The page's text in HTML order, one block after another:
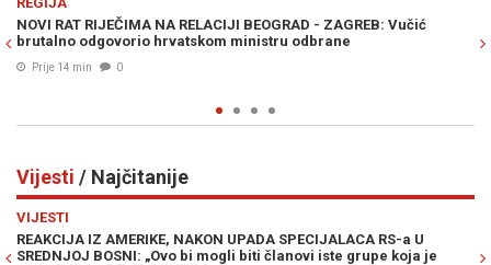
BEOGRAD - ZAGREB: Vučić
odbrane
SAVEZ KOJI SPREMA
liste koalicije okupljene oko NES-a
Vijesti / Najčitanije
SPECIJALACA RS-a U
biti članovi iste grupe koja je
MUK U MOSTARU: Članica
Željka Cvijanović vojno-